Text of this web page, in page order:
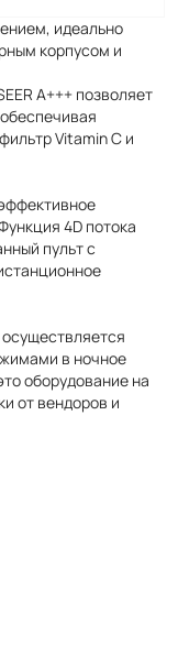
идеально
корпусом и
А+++ позволяет
Vitamin C и
4D потока
пульт с
в ночное
оборудование на
от вендоров и